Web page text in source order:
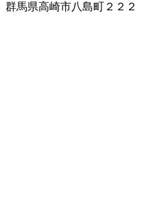
群馬県高崎市八島町２２２